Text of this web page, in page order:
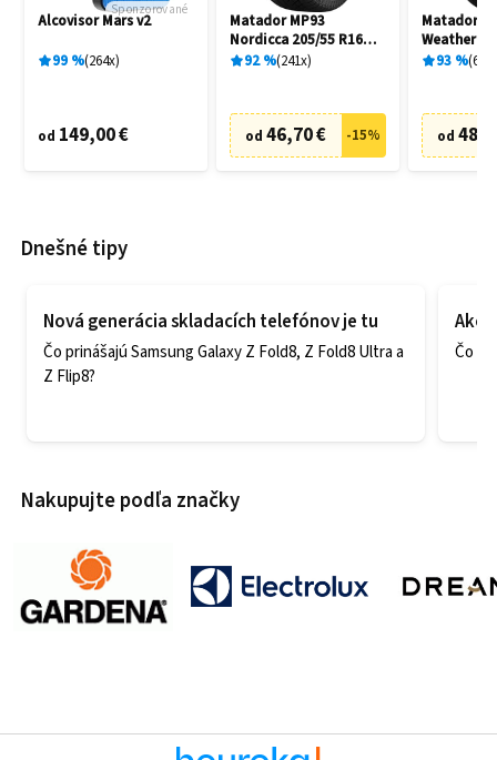
Sponzorované
Alcovisor Mars v2
99% 264x
od 149,00 €
Matador MP93
Nordicca 205/55 R16
91H
92% 241x
od 46,70 € -15%
Matador
Weather
R16 91H
93% 69
od
Dnešné tipy
Nová generácia skladacích telefónov je tu
Čo prinášajú Samsung Galaxy Z Fold8, Z Fold8 Ultra a
Z Flip8?
Ako
Čo
Nakupujte podľa značky